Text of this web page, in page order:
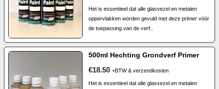
Het is essentieel dat alle glasvezel en metalen
oppervlakken worden gevuld met deze primer vóór
de toepassing van de verf..
500ml Hechting Grondverf Primer
€18.50 +BTW & verzendkosten
Het is essentieel dat alle glasvezel en metalen